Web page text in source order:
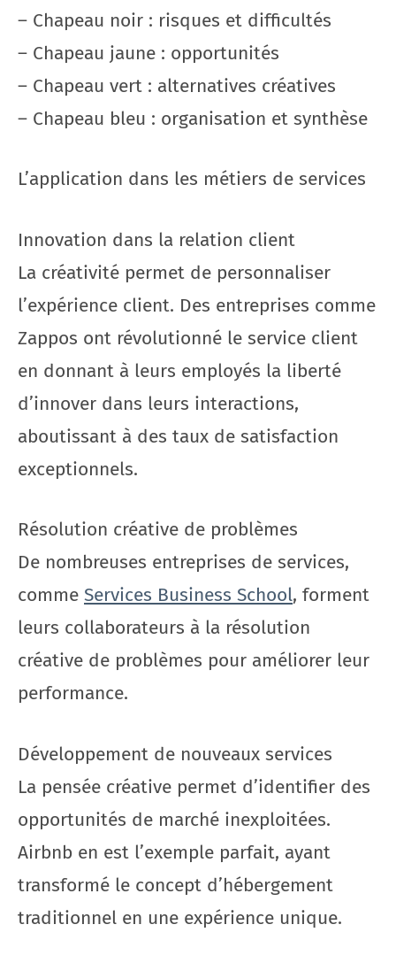
– Chapeau noir : risques et difficultés
– Chapeau jaune : opportunités
– Chapeau vert : alternatives créatives
– Chapeau bleu : organisation et synthèse
L’application dans les métiers de services
Innovation dans la relation client
La créativité permet de personnaliser
l’expérience client. Des entreprises comme
Zappos ont révolutionné le service client
en donnant à leurs employés la liberté
d’innover dans leurs interactions,
aboutissant à des taux de satisfaction
exceptionnels.
Résolution créative de problèmes
De nombreuses entreprises de services,
comme Services Business School, forment
leurs collaborateurs à la résolution
créative de problèmes pour améliorer leur
performance.
Développement de nouveaux services
La pensée créative permet d’identifier des
opportunités de marché inexploitées.
Airbnb en est l’exemple parfait, ayant
transformé le concept d’hébergement
traditionnel en une expérience unique.